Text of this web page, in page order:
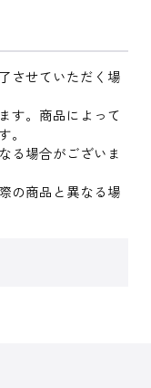
させていただく場
す。商品によって
。
る場合がございま
の商品と異なる場